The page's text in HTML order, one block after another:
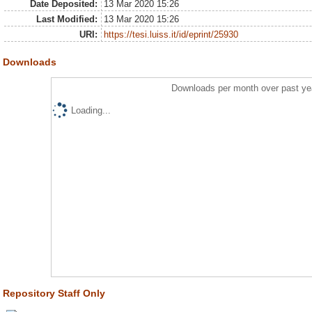
Date Deposited:
13 Mar 2020 15:26
Last Modified:
13 Mar 2020 15:26
URI:
https://tesi.luiss.it/id/eprint/25930
Downloads
Downloads per month over past
Loading...
Repository Staff Only